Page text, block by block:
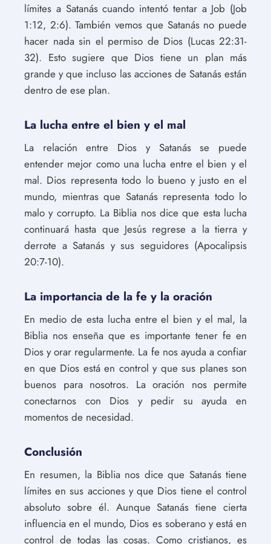
límites a Satanás cuando intentó tentar a Job (Job
1:12, 2:6). También vemos que Satanás no puede
hacer nada sin el permiso de Dios (Lucas 22:31-
32). Esto sugiere que Dios tiene un plan más
grande y que incluso las acciones de Satanás están
dentro de ese plan.
La lucha entre el bien y el mal
La relación entre Dios y Satanás se puede
entender mejor como una lucha entre el bien y el
mal. Dios representa todo lo bueno y justo en el
mundo, mientras que Satanás representa todo lo
malo y corrupto. La Biblia nos dice que esta lucha
continuará hasta que Jesús regrese a la tierra y
derrote a Satanás y sus seguidores (Apocalipsis
20:7-10).
La importancia de la fe y la oración
En medio de esta lucha entre el bien y el mal, la
Biblia nos enseña que es importante tener fe en
Dios y orar regularmente. La fe nos ayuda a confiar
en que Dios está en control y que sus planes son
buenos para nosotros. La oración nos permite
conectarnos con Dios y pedir su ayuda en
momentos de necesidad.
Conclusión
En resumen, la Biblia nos dice que Satanás tiene
límites en sus acciones y que Dios tiene el control
absoluto sobre él. Aunque Satanás tiene cierta
influencia en el mundo, Dios es soberano y está en
control de todas las cosas. Como cristianos, es